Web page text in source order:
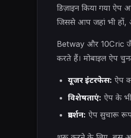
डिज़ाइन किया गया
जिससे आप जहां भी
Betway और 10Cric
करते हैं। मोबाइल ऐप
यूजर इंटरफेस: ऐप
विशेषताएं: ऐप के
प्रदर्शन: ऐप सुचारू रूप